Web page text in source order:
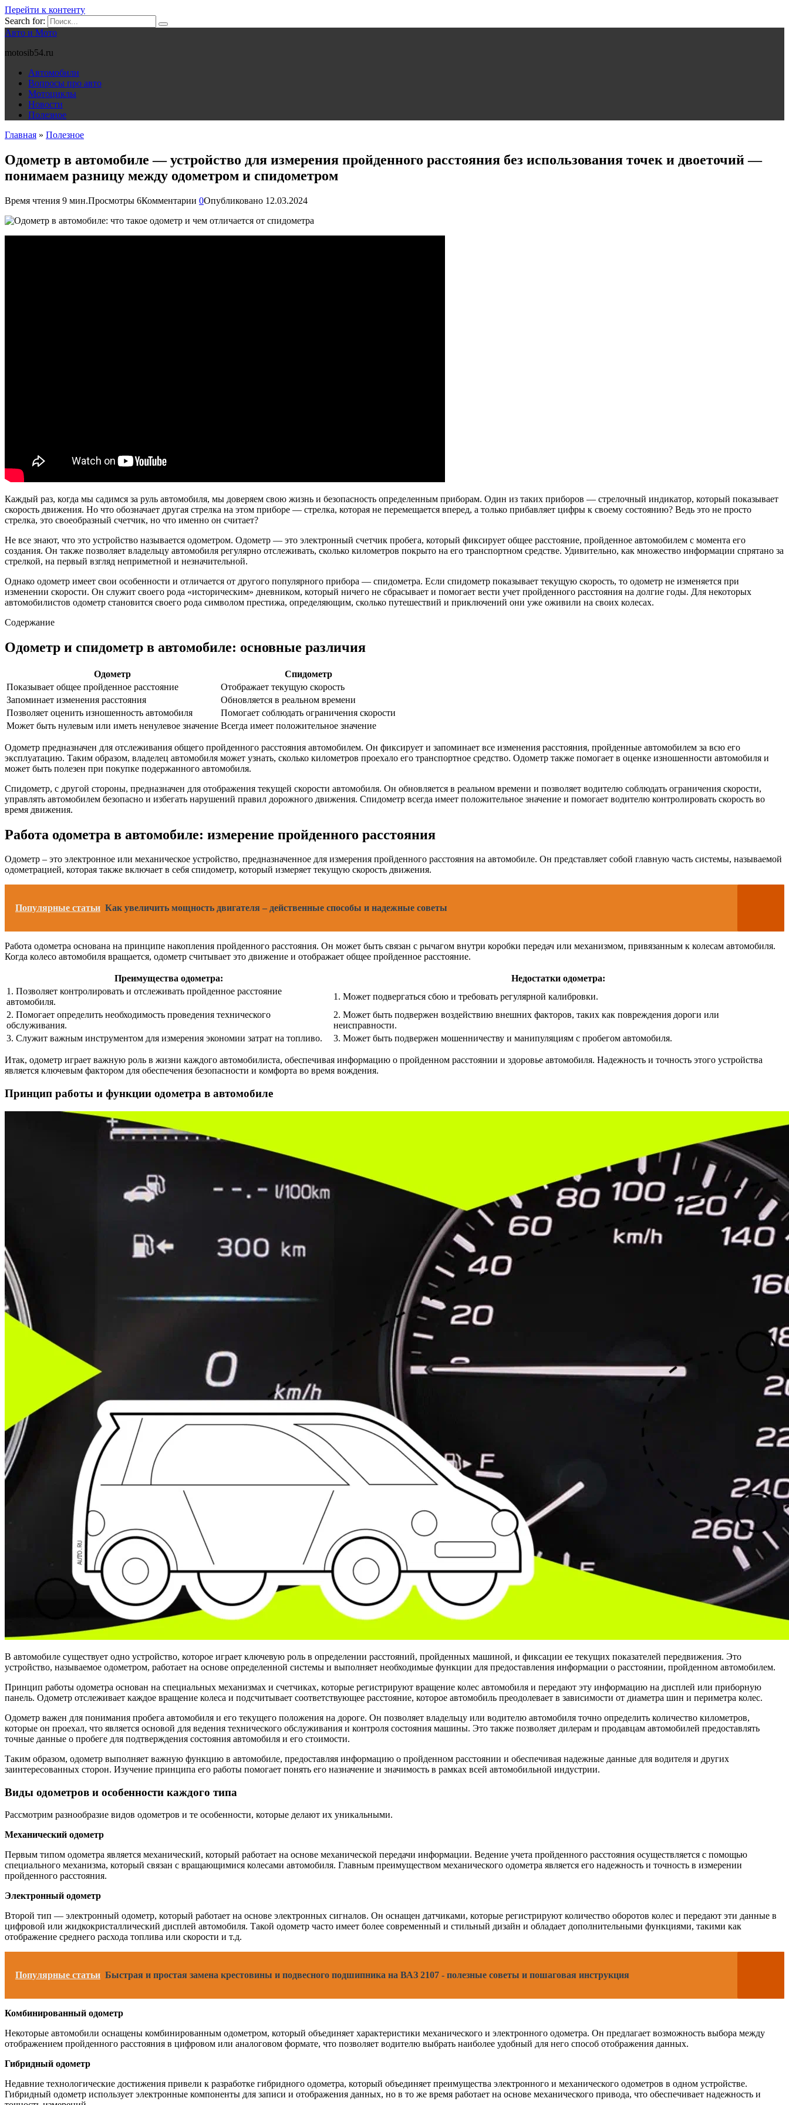
Перейти к контенту
Search for:
Авто и Мото
motosib54.ru
Автомобили
Вопросы про авто
Мотоциклы
Новости
Полезное
Главная » Полезное
Одометр в автомобиле — устройство для измерения пройденного расстояния без использования точек и двоеточий —
понимаем разницу между одометром и спидометром
Время чтения 9 мин.Просмотры 6Комментарии 0Опубликовано 12.03.2024
Каждый раз, когда мы садимся за руль автомобиля, мы доверяем свою жизнь и безопасность определенным приборам. Один из таких приборов — стрелочный индикатор, который показывает
скорость движения. Но что обозначает другая стрелка на этом приборе — стрелка, которая не перемещается вперед, а только прибавляет цифры к своему состоянию? Ведь это не просто
стрелка, это своеобразный счетчик, но что именно он считает?
Не все знают, что это устройство называется одометром. Одометр — это электронный счетчик пробега, который фиксирует общее расстояние, пройденное автомобилем с момента его
создания. Он также позволяет владельцу автомобиля регулярно отслеживать, сколько километров покрыто на его транспортном средстве. Удивительно, как множество информации спрятано за
стрелкой, на первый взгляд неприметной и незначительной.
Однако одометр имеет свои особенности и отличается от другого популярного прибора — спидометра. Если спидометр показывает текущую скорость, то одометр не изменяется при
изменении скорости. Он служит своего рода «историческим» дневником, который ничего не сбрасывает и помогает вести учет пройденного расстояния на долгие годы. Для некоторых
автомобилистов одометр становится своего рода символом престижа, определяющим, сколько путешествий и приключений они уже оживили на своих колесах.
Содержание
Одометр и спидометр в автомобиле: основные различия
Одометр
Спидометр
Показывает общее пройденное расстояние
Отображает текущую скорость
Запоминает изменения расстояния
Обновляется в реальном времени
Позволяет оценить изношенность автомобиля
Помогает соблюдать ограничения скорости
Может быть нулевым или иметь ненулевое значение Всегда имеет положительное значение
Одометр предназначен для отслеживания общего пройденного расстояния автомобилем. Он фиксирует и запоминает все изменения расстояния, пройденные автомобилем за всю его
эксплуатацию. Таким образом, владелец автомобиля может узнать, сколько километров проехало его транспортное средство. Одометр также помогает в оценке изношенности автомобиля и
может быть полезен при покупке подержанного автомобиля.
Спидометр, с другой стороны, предназначен для отображения текущей скорости автомобиля. Он обновляется в реальном времени и позволяет водителю соблюдать ограничения скорости,
управлять автомобилем безопасно и избегать нарушений правил дорожного движения. Спидометр всегда имеет положительное значение и помогает водителю контролировать скорость во
время движения.
Работа одометра в автомобиле: измерение пройденного расстояния
Одометр – это электронное или механическое устройство, предназначенное для измерения пройденного расстояния на автомобиле. Он представляет собой главную часть системы, называемой
одометрацией, которая также включает в себя спидометр, который измеряет текущую скорость движения.
Популярные статьи Как увеличить мощность двигателя – действенные способы и надежные советы
Работа одометра основана на принципе накопления пройденного расстояния. Он может быть связан с рычагом внутри коробки передач или механизмом, привязанным к колесам автомобиля.
Когда колесо автомобиля вращается, одометр считывает это движение и отображает общее пройденное расстояние.
Преимущества одометра:
Недостатки одометра:
1. Позволяет контролировать и отслеживать пройденное расстояние
автомобиля.
1. Может подвергаться сбою и требовать регулярной калибровки.
2. Помогает определить необходимость проведения технического
обслуживания.
2. Может быть подвержен воздействию внешних факторов, таких как повреждения дороги или
неисправности.
3. Служит важным инструментом для измерения экономии затрат на топливо.
3. Может быть подвержен мошенничеству и манипуляциям с пробегом автомобиля.
Итак, одометр играет важную роль в жизни каждого автомобилиста, обеспечивая информацию о пройденном расстоянии и здоровье автомобиля. Надежность и точность этого устройства
является ключевым фактором для обеспечения безопасности и комфорта во время вождения.
Принцип работы и функции одометра в автомобиле
В автомобиле существует одно устройство, которое играет ключевую роль в определении расстояний, пройденных машиной, и фиксации ее текущих показателей передвижения. Это
устройство, называемое одометром, работает на основе определенной системы и выполняет необходимые функции для предоставления информации о расстоянии, пройденном автомобилем.
Принцип работы одометра основан на специальных механизмах и счетчиках, которые регистрируют вращение колес автомобиля и передают эту информацию на дисплей или приборную
панель. Одометр отслеживает каждое вращение колеса и подсчитывает соответствующее расстояние, которое автомобиль преодолевает в зависимости от диаметра шин и периметра колес.
Одометр важен для понимания пробега автомобиля и его текущего положения на дороге. Он позволяет владельцу или водителю автомобиля точно определить количество километров,
которые он проехал, что является основой для ведения технического обслуживания и контроля состояния машины. Это также позволяет дилерам и продавцам автомобилей предоставлять
точные данные о пробеге для подтверждения состояния автомобиля и его стоимости.
Таким образом, одометр выполняет важную функцию в автомобиле, предоставляя информацию о пройденном расстоянии и обеспечивая надежные данные для водителя и других
заинтересованных сторон. Изучение принципа его работы помогает понять его назначение и значимость в рамках всей автомобильной индустрии.
Виды одометров и особенности каждого типа
Рассмотрим разнообразие видов одометров и те особенности, которые делают их уникальными.
Механический одометр
Первым типом одометра является механический, который работает на основе механической передачи информации. Ведение учета пройденного расстояния осуществляется с помощью
специального механизма, который связан с вращающимися колесами автомобиля. Главным преимуществом механического одометра является его надежность и точность в измерении
пройденного расстояния.
Электронный одометр
Второй тип — электронный одометр, который работает на основе электронных сигналов. Он оснащен датчиками, которые регистрируют количество оборотов колес и передают эти данные в
цифровой или жидкокристаллический дисплей автомобиля. Такой одометр часто имеет более современный и стильный дизайн и обладает дополнительными функциями, такими как
отображение среднего расхода топлива или скорости и т.д.
Популярные статьи Быстрая и простая замена крестовины и подвесного подшипника на ВАЗ 2107 - полезные советы и пошаговая инструкция
Комбинированный одометр
Некоторые автомобили оснащены комбинированным одометром, который объединяет характеристики механического и электронного одометра. Он предлагает возможность выбора между
отображением пройденного расстояния в цифровом или аналоговом формате, что позволяет водителю выбрать наиболее удобный для него способ отображения данных.
Гибридный одометр
Недавние технологические достижения привели к разработке гибридного одометра, который объединяет преимущества электронного и механического одометров в одном устройстве.
Гибридный одометр использует электронные компоненты для записи и отображения данных, но в то же время работает на основе механического привода, что обеспечивает надежность и